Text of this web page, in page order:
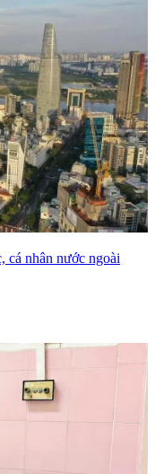
cá nhân nước ngoài